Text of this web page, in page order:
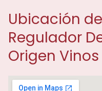
Ubicación
Regulador
Origen